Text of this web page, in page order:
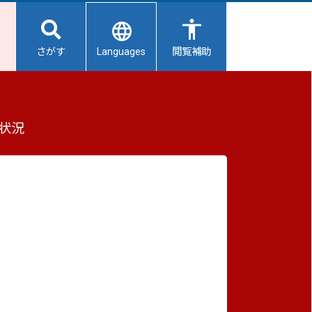
さがす Languages 閲覧補助
況
信